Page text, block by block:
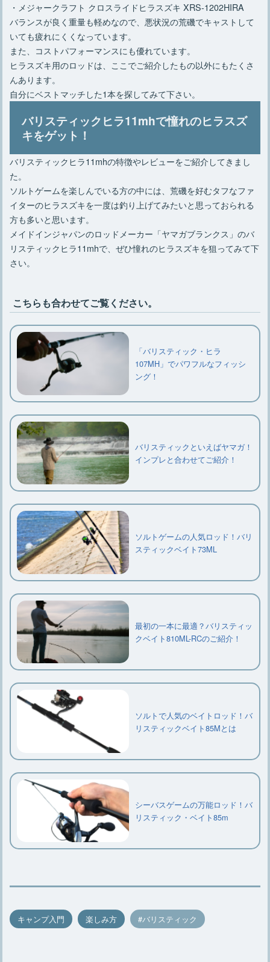
・メジャークラフト クロスライドヒラスズキ XRS-1202HIRA
バランスが良く重量も軽めなので、悪状況の荒磯でキャストして
いても疲れにくくなっています。
また、コストパフォーマンスにも優れています。
ヒラスズキ用のロッドは、ここでご紹介したもの以外にもたくさ
んあります。
自分にベストマッチした1本を探してみて下さい。
バリスティックヒラ11mhで憧れのヒラスズ
キをゲット！
バリスティックヒラ11mhの特徴やレビューをご紹介してきまし
た。
ソルトゲームを楽しんでいる方の中には、荒磯を好むタフなファ
イターのヒラスズキを一度は釣り上げてみたいと思っておられる
方も多いと思います。
メイドインジャパンのロッドメーカー「ヤマガブランクス」のバ
リスティックヒラ11mhで、ぜひ憧れのヒラスズキを狙ってみて下
さい。
こちらも合わせてご覧ください。
「バリスティック・ヒラ
107MH」でパワフルなフィッシ
ング！
バリスティックといえばヤマガ！
インプレと合わせてご紹介！
ソルトゲームの人気ロッド！バリ
スティックベイト73ML
最初の一本に最適？バリスティッ
クベイト810ML-RCのご紹介！
ソルトで人気のベイトロッド！バ
リスティックベイト85Mとは
シーバスゲームの万能ロッド！バ
リスティック・ベイト85m
キャンプ入門 楽しみ方 バリスティック